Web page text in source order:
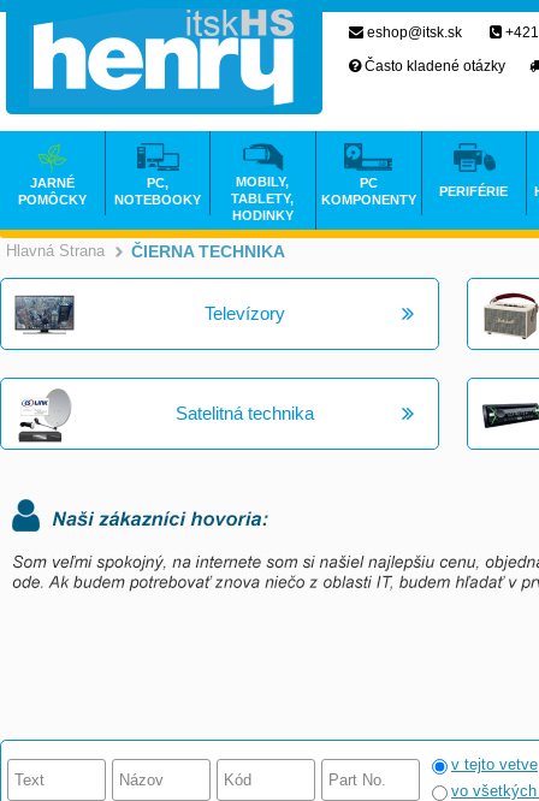
Hlavná Strana >
ČIERNA TECHNIKA
Televízory
Satelitná technika
v tejto vetve
vo
eshop@itsk.sk
Často kladené otázky
JARNÉ
POMÔCKY
PC,
NOTEBOOKY
MOBILY,
TABLETY,
HODINKY
PC
KOMPONENTY
PERIFÉRIE